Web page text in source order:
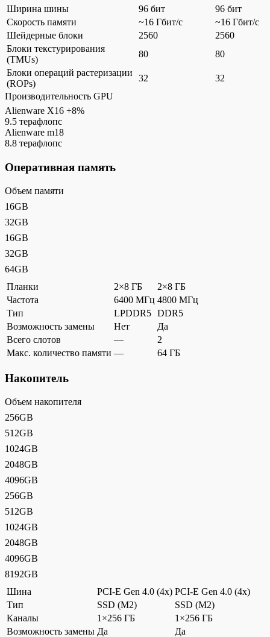
Ширина шины
96 бит
96 бит
Скорость памяти
~16 Гбит/с
~16 Гбит/с
Шейдерные блоки
2560
2560
Блоки текстурирования
(TMUs)
80
80
Блоки операций растеризации
(ROPs)
32
32
Производительность GPU
Alienware X16 +8%
9.5 терафлопс
Alienware m18
8.8 терафлопс
Оперативная память
Объем памяти
16GB
32GB
16GB
32GB
64GB
Планки
2×8 ГБ
2×8 ГБ
Частота
6400 МГц 4800 МГц
Тип
LPDDR5 DDR5
Возможность замены
Нет
Да
Всего слотов
—
2
Макс. количество памяти — 64 ГБ
Накопитель
Объем накопителя
256GB
512GB
1024GB
2048GB
4096GB
256GB
512GB
1024GB
2048GB
4096GB
8192GB
Шина
PCI-E Gen 4.0 (4x) PCI-E Gen 4.0 (4x)
Тип
SSD (M2)
SSD (M2)
Каналы
1×256 ГБ
1×256 ГБ
Возможность замены Да Да